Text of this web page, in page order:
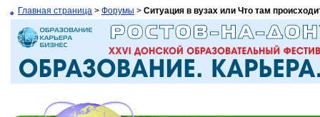
Главная страница > Форумы > Ситуация в вузах или Что там